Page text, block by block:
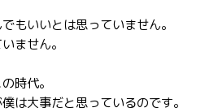
もいいとは思っていません。
ません。
時代。
は大事だと思っているのです。